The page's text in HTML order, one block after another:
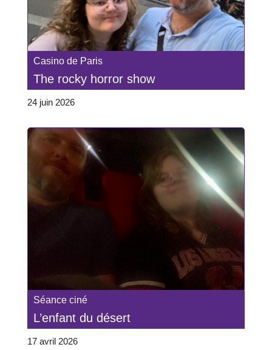
Casino de Paris
The rocky horror show
24 juin 2026
Séance ciné
L’enfant du désert
17 avril 2026